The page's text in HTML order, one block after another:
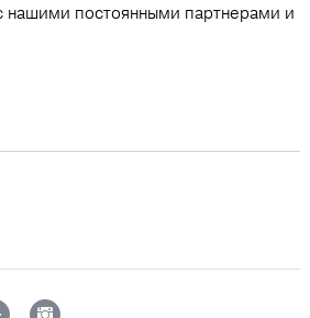
нашими постоянными партнерами и